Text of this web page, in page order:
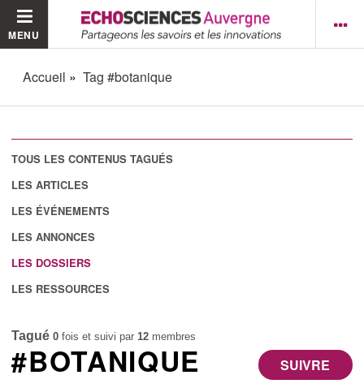
MENU
Accueil Tag #botanique
TOUS LES CONTENUS TAGUÉS
LES ARTICLES
LES ÉVÉNEMENTS
LES ANNONCES
LES DOSSIERS
LES RESSOURCES
Tagué 0 fois et suivi par 12 membres
SUIVRE
#BOTANIQUE